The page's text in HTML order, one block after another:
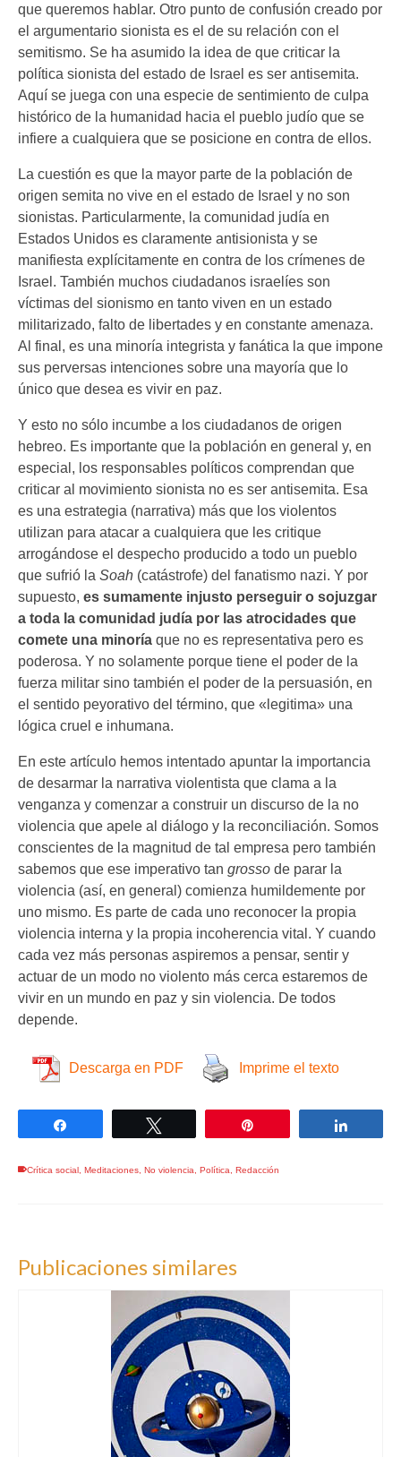
que queremos hablar. Otro punto de confusión creado por
el argumentario sionista es el de su relación con el
semitismo. Se ha asumido la idea de que criticar la
política sionista del estado de Israel es ser antisemita.
Aquí se juega con una especie de sentimiento de culpa
histórico de la humanidad hacia el pueblo judío que se
infiere a cualquiera que se posicione en contra de ellos.
La cuestión es que la mayor parte de la población de
origen semita no vive en el estado de Israel y no son
sionistas. Particularmente, la comunidad judía en
Estados Unidos es claramente antisionista y se
manifiesta explícitamente en contra de los crímenes de
Israel. También muchos ciudadanos israelíes son
víctimas del sionismo en tanto viven en un estado
militarizado, falto de libertades y en constante amenaza.
Al final, es una minoría integrista y fanática la que impone
sus perversas intenciones sobre una mayoría que lo
único que desea es vivir en paz.
Y esto no sólo incumbe a los ciudadanos de origen
hebreo. Es importante que la población en general y, en
especial, los responsables políticos comprendan que
criticar al movimiento sionista no es ser antisemita. Esa
es una estrategia (narrativa) más que los violentos
utilizan para atacar a cualquiera que les critique
arrogándose el despecho producido a todo un pueblo
que sufrió la Soah (catástrofe) del fanatismo nazi. Y por
supuesto, es sumamente injusto perseguir o sojuzgar
a toda la comunidad judía por las atrocidades que
comete una minoría que no es representativa pero es
poderosa. Y no solamente porque tiene el poder de la
fuerza militar sino también el poder de la persuasión, en
el sentido peyorativo del término, que «legitima» una
lógica cruel e inhumana.
En este artículo hemos intentado apuntar la importancia
de desarmar la narrativa violentista que clama a la
venganza y comenzar a construir un discurso de la no
violencia que apele al diálogo y la reconciliación. Somos
conscientes de la magnitud de tal empresa pero también
sabemos que ese imperativo tan grosso de parar la
violencia (así, en general) comienza humildemente por
uno mismo. Es parte de cada uno reconocer la propia
violencia interna y la propia incoherencia vital. Y cuando
cada vez más personas aspiremos a pensar, sentir y
actuar de un modo no violento más cerca estaremos de
vivir en un mundo en paz y sin violencia. De todos
depende.
Descarga en PDF Imprime el texto
Crítica social Meditaciones No violencia Política Redacción
Publicaciones similares